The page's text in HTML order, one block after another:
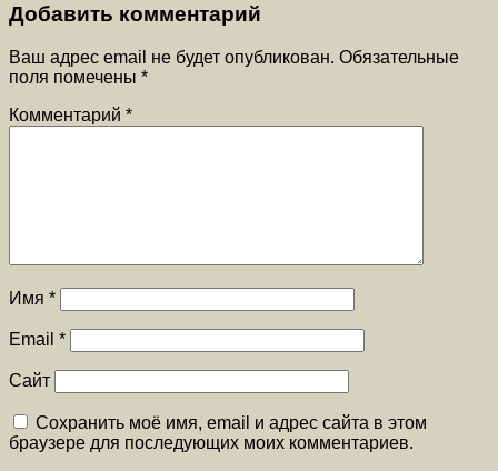
Добавить комментарий
Ваш адрес email не будет опубликован. Обязательные
поля помечены *
Комментарий *
Имя *
Email *
Сайт
Сохранить моё имя, email и адрес сайта в этом
браузере для последующих моих комментариев.